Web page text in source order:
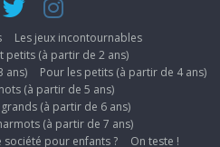
Les jeux incontournables
petits (à partir de 2 ans)
ans)
Pour les petits (à partir de 4 ans)
(à partir de 5 ans)
(à partir de 6 ans)
(à partir de 7 ans)
pour enfants ?
On teste !